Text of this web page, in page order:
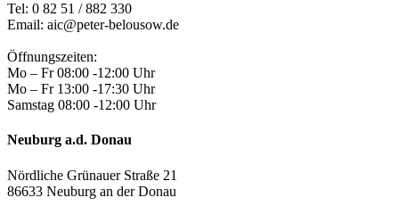
Tel: 0 82 51 / 882 330
Email: aic@peter-belousow.de
Öffnungszeiten:
Mo – Fr 08:00 -12:00 Uhr
Mo – Fr 13:00 -17:30 Uhr
Samstag 08:00 -12:00 Uhr
Neuburg a.d. Donau
Nördliche Grünauer Straße 21
86633 Neuburg an der Donau